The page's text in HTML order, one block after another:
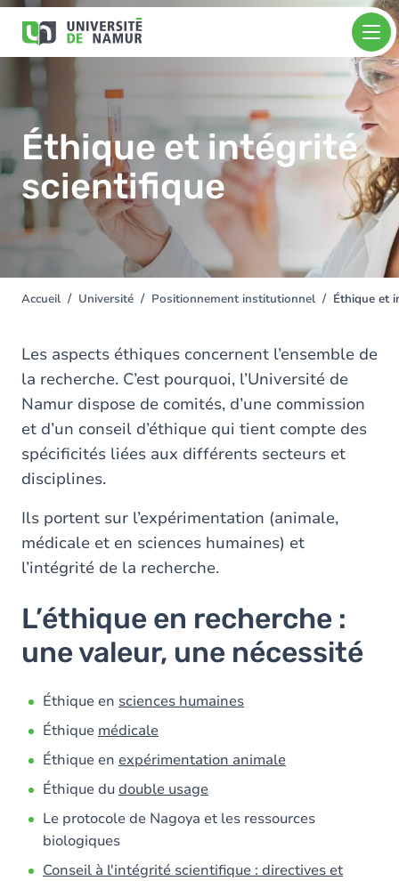
Aller au contenu principal
Aller
contenu
principal
Image
Éthique et intégrité
scientifique
You
here
Accueil Université Positionnement institutionnel Éthique et
Les aspects éthiques concernent l’ensemble de
la recherche. C’est pourquoi, l’Université de
Namur dispose de comités, d’une commission
et d’un conseil d’éthique qui tient compte des
spécificités liées aux différents secteurs et
disciplines.
Ils portent sur l’expérimentation (animale,
médicale et en sciences humaines) et
l’intégrité de la recherche.
L’éthique en recherche :
une valeur, une nécessité
Éthique en sciences humaines
Éthique médicale
Éthique en expérimentation animale
Éthique du double usage
Le protocole de Nagoya et les ressources
biologiques
Conseil à l'intégrité scientifique : directives et